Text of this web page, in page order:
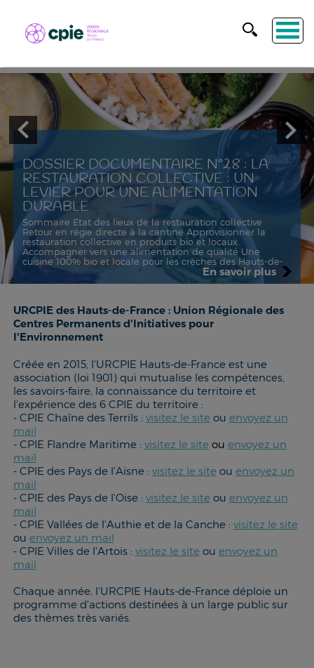
DOSSIER DOCUMENTAIRE N°28 : LA
RESTAURATION COLLECTIVE : UN
LEVIER POUR UNE ALIMENTATION
DURABLE
Sommaire Etat des lieux de la restauration collective
Retour en régie directe à la cantine Approvisionner la
restauration collective en produits bio et locaux
Accompagner vers une alimentation de qualité Une
cuisine 100% bio et locale pour les crèches des Hauts-de-
France Nos coups de coeur !
En savoir plus
URCPIE des Hauts-de-France : Union Régionale des
Centres Permanents d'Initiatives pour
l'Environnement
Créée en 2015, l'URCPIE Hauts-de-France est une
association (loi 1901) qui mutualise les compétences,
les savoirs-faire, la connaissance du territoire et
l'expérience des 6 CPIE du territoire :
- CPIE Chaîne des Terrils : visitez le site ou envoyez un
mail
- CPIE Flandre Maritime : visitez le site ou envoyez un
mail
- CPIE des Pays de l'Aisne : visitez le site ou envoyez un
mail
- CPIE des Pays de l'Oise : visitez le site ou envoyez un
mail
- CPIE Vallées de l'Authie et de la Canche : visitez le site
ou envoyez un mail
- CPIE Villes de l'Artois : visitez le site ou envoyez un
mail
Chaque année, l'URCPIE Hauts-de-France déploie un
programme d'actions destinées à un large public sur
des thèmes très variés.